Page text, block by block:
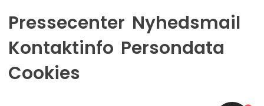
Pressecenter Nyhedsmail
Kontaktinfo Persondata
Cookies